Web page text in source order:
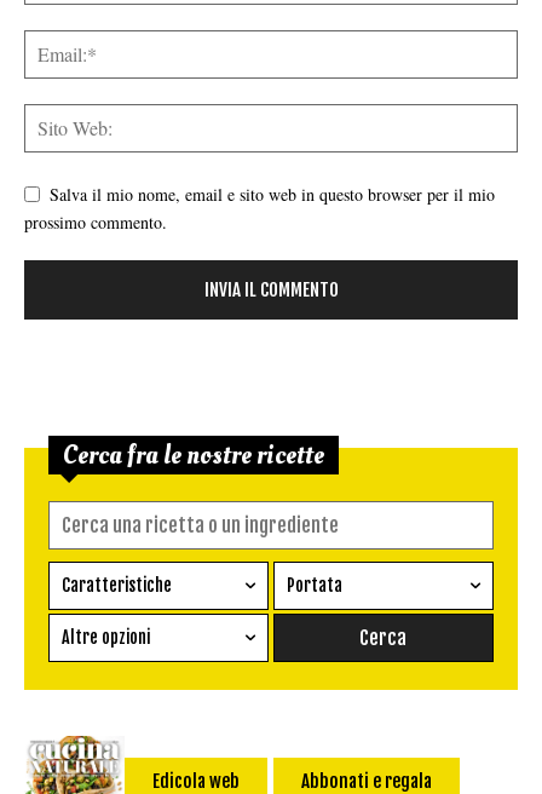
Salva il mio nome, email e sito web in questo browser per il mio
prossimo commento.
Cerca fra le nostre ricette
Caratteristiche
Ricetta vegetariana
Senza glutine
senza uova
Vegan
Portata
Conserva
Pane
Altre opzioni
Impatto Glicemico:Edicola web Abbonati e regala